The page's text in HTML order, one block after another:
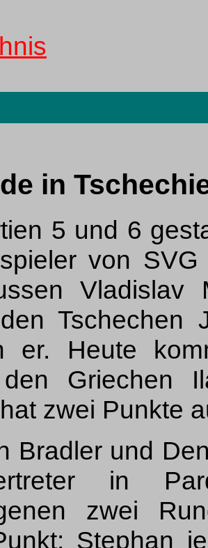
in
5 und 6
von
Vladislav
Tschechen
er. Heute
Griechen
zwei Punkte
Bradler und
in
zwei
Stephan